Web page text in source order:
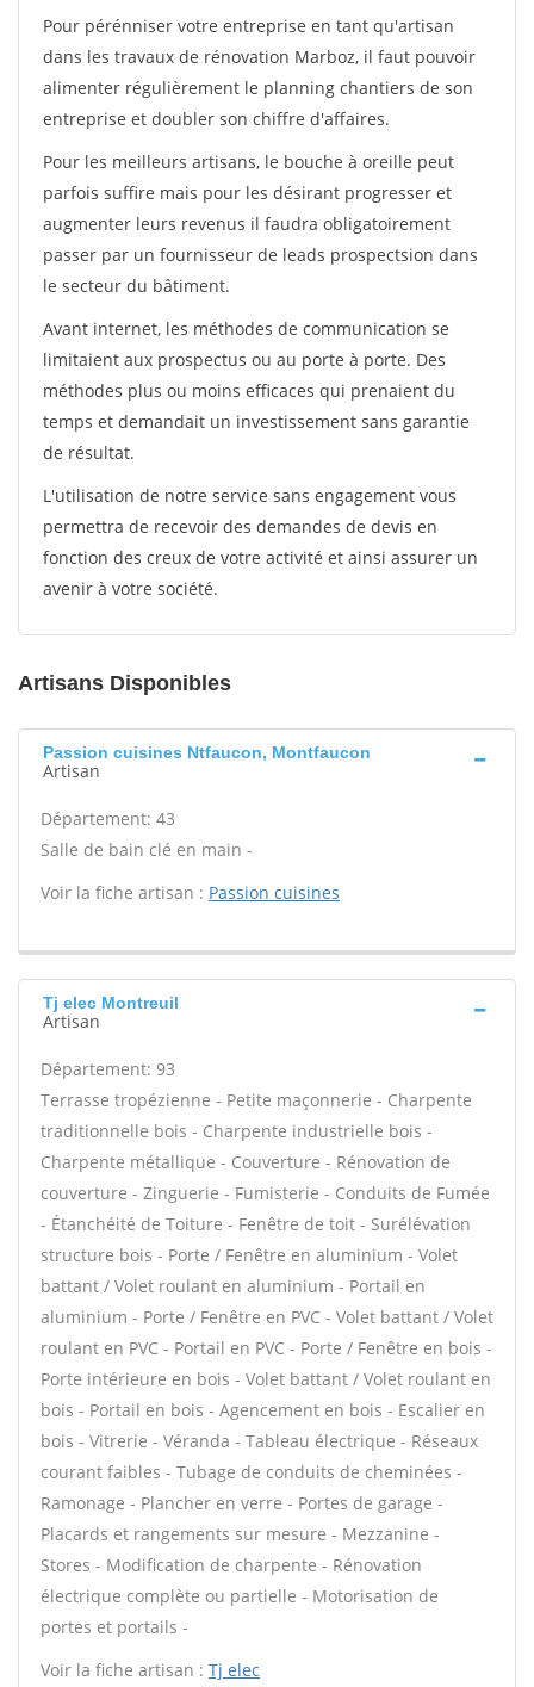
Pour pérénniser votre entreprise en tant qu'artisan
dans les travaux de rénovation Marboz, il faut pouvoir
alimenter régulièrement le planning chantiers de son
entreprise et doubler son chiffre d'affaires.
Pour les meilleurs artisans, le bouche à oreille peut
parfois suffire mais pour les désirant progresser et
augmenter leurs revenus il faudra obligatoirement
passer par un fournisseur de leads prospectsion dans
le secteur du bâtiment.
Avant internet, les méthodes de communication se
limitaient aux prospectus ou au porte à porte. Des
méthodes plus ou moins efficaces qui prenaient du
temps et demandait un investissement sans garantie
de résultat.
L'utilisation de notre service sans engagement vous
permettra de recevoir des demandes de devis en
fonction des creux de votre activité et ainsi assurer un
avenir à votre société.
Artisans Disponibles
Passion cuisines Ntfaucon, Montfaucon
Artisan
Département: 43
Salle de bain clé en main -
Voir la fiche artisan : Passion cuisines
Tj elec Montreuil
Artisan
Département: 93
Terrasse tropézienne - Petite maçonnerie - Charpente
traditionnelle bois - Charpente industrielle bois -
Charpente métallique - Couverture - Rénovation de
couverture - Zinguerie - Fumisterie - Conduits de Fumée
- Étanchéité de Toiture - Fenêtre de toit - Surélévation
structure bois - Porte / Fenêtre en aluminium - Volet
battant / Volet roulant en aluminium - Portail en
aluminium - Porte / Fenêtre en PVC - Volet battant / Volet
roulant en PVC - Portail en PVC - Porte / Fenêtre en bois -
Porte intérieure en bois - Volet battant / Volet roulant en
bois - Portail en bois - Agencement en bois - Escalier en
bois - Vitrerie - Véranda - Tableau électrique - Réseaux
courant faibles - Tubage de conduits de cheminées -
Ramonage - Plancher en verre - Portes de garage -
Placards et rangements sur mesure - Mezzanine -
Stores - Modification de charpente - Rénovation
électrique complète ou partielle - Motorisation de
portes et portails -
Voir la fiche artisan : Tj elec